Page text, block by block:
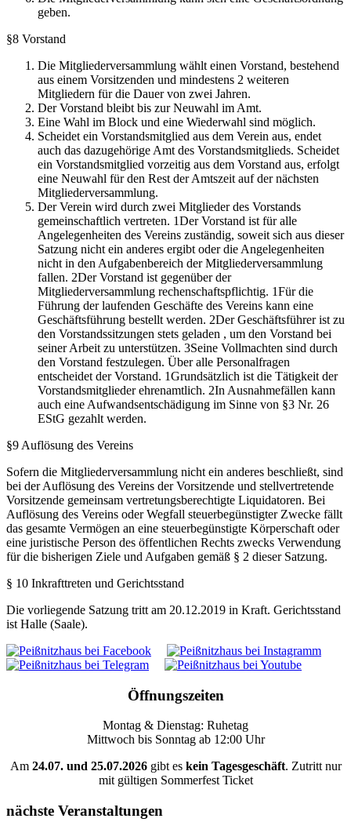
geben.
§8 Vorstand
Die Mitgliederversammlung wählt einen Vorstand, bestehend
aus einem Vorsitzenden und mindestens 2 weiteren
Mitgliedern für die Dauer von zwei Jahren.
Der Vorstand bleibt bis zur Neuwahl im Amt.
Eine Wahl im Block und eine Wiederwahl sind möglich.
Scheidet ein Vorstandsmitglied aus dem Verein aus, endet
auch das dazugehörige Amt des Vorstandsmitglieds. Scheidet
ein Vorstandsmitglied vorzeitig aus dem Vorstand aus, erfolgt
eine Neuwahl für den Rest der Amtszeit auf der nächsten
Mitgliederversammlung.
Der Verein wird durch zwei Mitglieder des Vorstands
gemeinschaftlich vertreten. 1Der Vorstand ist für alle
Angelegenheiten des Vereins zuständig, soweit sich aus dieser
Satzung nicht ein anderes ergibt oder die Angelegenheiten
nicht in den Aufgabenbereich der Mitgliederversammlung
fallen. 2Der Vorstand ist gegenüber der
Mitgliederversammlung rechenschaftspflichtig. 1Für die
Führung der laufenden Geschäfte des Vereins kann eine
Geschäftsführung bestellt werden. 2Der Geschäftsführer ist zu
den Vorstandssitzungen stets geladen , um den Vorstand bei
seiner Arbeit zu unterstützen. 3Seine Vollmachten sind durch
den Vorstand festzulegen. Über alle Personalfragen
entscheidet der Vorstand. 1Grundsätzlich ist die Tätigkeit der
Vorstandsmitglieder ehrenamtlich. 2In Ausnahmefällen kann
auch eine Aufwandsentschädigung im Sinne von §3 Nr. 26
EStG gezahlt werden.
§9 Auflösung des Vereins
Sofern die Mitgliederversammlung nicht ein anderes beschließt, sind
bei der Auflösung des Vereins der Vorsitzende und stellvertretende
Vorsitzende gemeinsam vertretungsberechtigte Liquidatoren. Bei
Auflösung des Vereins oder Wegfall steuerbegünstigter Zwecke fällt
das gesamte Vermögen an eine steuerbegünstigte Körperschaft oder
eine juristische Person des öffentlichen Rechts zwecks Verwendung
für die bisherigen Ziele und Aufgaben gemäß § 2 dieser Satzung.
§ 10 Inkrafttreten und Gerichtsstand
Die vorliegende Satzung tritt am 20.12.2019 in Kraft. Gerichtsstand
ist Halle (Saale).
Öffnungszeiten
Montag & Dienstag: Ruhetag
Mittwoch bis Sonntag ab 12:00 Uhr
Am 24.07. und 25.07.2026gibt eskein Tagesgeschäft. Zutritt nur
mit gültigen Sommerfest Ticket
nächste Veranstaltungen